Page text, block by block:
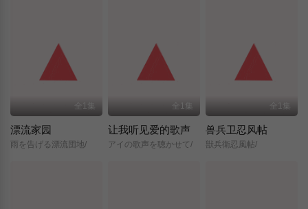
全1集
漂流家园
雨を告げる漂流団地/
全1集
让我听见爱的歌声
アイの歌声を聴かせて/
全1集
兽兵卫忍风帖
獣兵衛忍風帖/